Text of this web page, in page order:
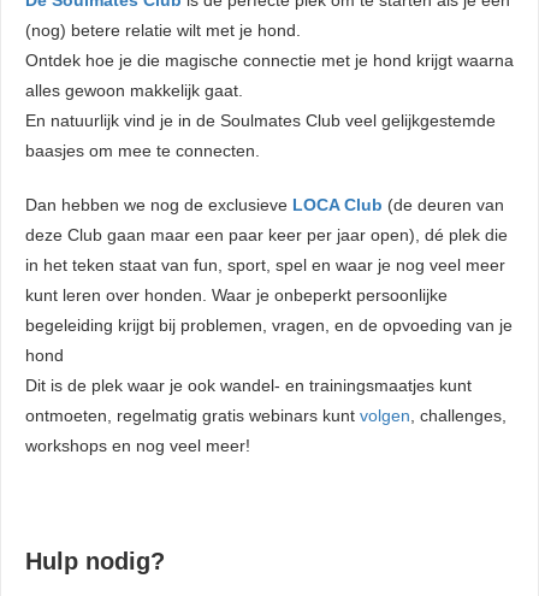
(nog) betere relatie wilt met je hond.
Ontdek hoe je die magische connectie met je hond krijgt waarna
alles gewoon makkelijk gaat.
En natuurlijk vind je in de Soulmates Club veel gelijkgestemde
baasjes om mee te connecten.
Dan hebben we nog de exclusieve LOCA Club (de deuren van
deze Club gaan maar een paar keer per jaar open), dé plek die
in het teken staat van fun, sport, spel en waar je nog veel meer
kunt leren over honden. Waar je onbeperkt persoonlijke
begeleiding krijgt bij problemen, vragen, en de opvoeding van je
hond
Dit is de plek waar je ook wandel- en trainingsmaatjes kunt
ontmoeten, regelmatig gratis webinars kunt volgen , challenges,
workshops en nog veel meer!
Hulp nodig?